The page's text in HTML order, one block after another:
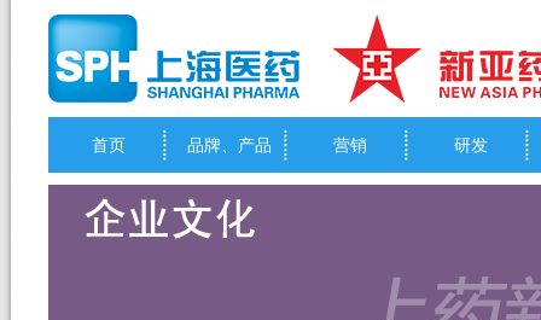
首页 品牌、产品 营销 研发